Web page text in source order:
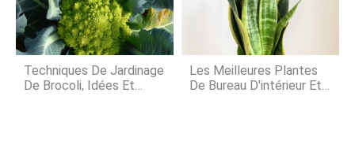
Techniques De Jardinage
De Brocoli, Idées Et
Les Meilleures Plantes
De Bureau D'intérieur Et